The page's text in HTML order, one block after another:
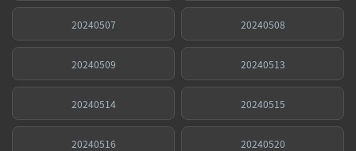
20240507 20240508
20240509 20240513
20240514 20240515
20240516 20240520